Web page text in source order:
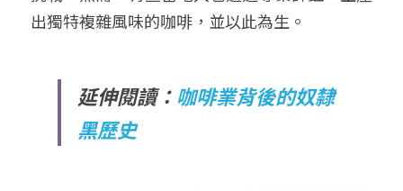
出獨特複雜風味的咖啡，並以此為生。
延伸閱讀：咖啡業背後的奴隸
黑歷史